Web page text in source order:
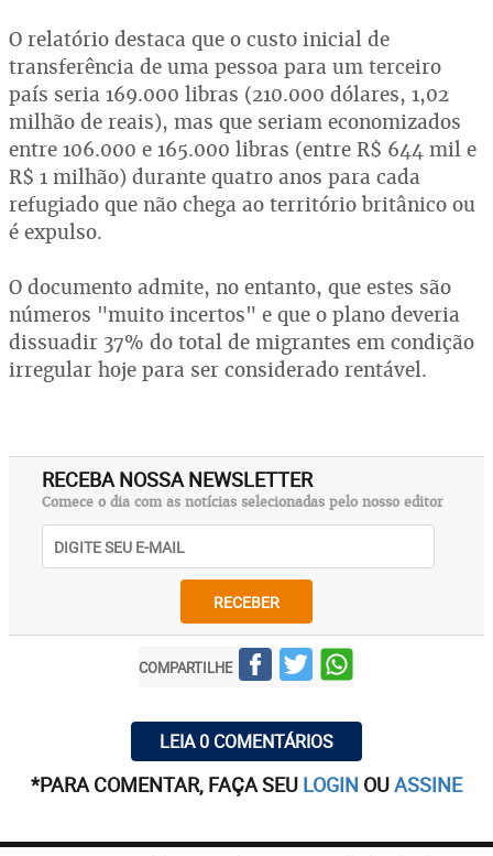
O relatório destaca que o custo inicial de
transferência de uma pessoa para um terceiro
país seria 169.000 libras (210.000 dólares, 1,02
milhão de reais), mas que seriam economizados
entre 106.000 e 165.000 libras (entre R$ 644 mil e
R$ 1 milhão) durante quatro anos para cada
refugiado que não chega ao território britânico ou
é expulso.
O documento admite, no entanto, que estes são
números "muito incertos" e que o plano deveria
dissuadir 37% do total de migrantes em condição
irregular hoje para ser considerado rentável.
RECEBA NOSSA NEWSLETTER
Comece o dia com as notícias selecionadas pelo nosso editor
RECEBER
COMPARTILHE
LEIA 0 COMENTÁRIOS
*PARA COMENTAR, FAÇA SEU LOGIN OUASSINE